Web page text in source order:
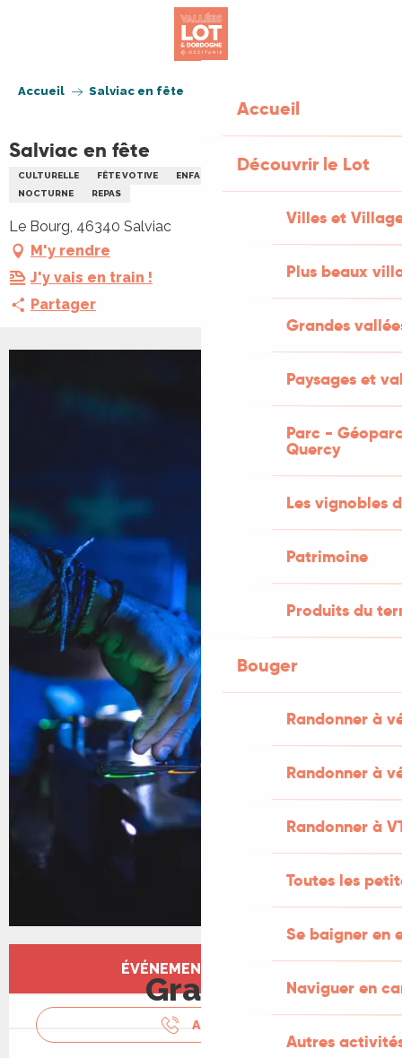
Accueil
Découvrir le Lot
Villes et
Plus beaux
Grandes
Paysages et
Parc -
Quercy
Les vignobles
Patrimoine
Produits du
Bouger
Randonner à
Randonner à
Randonner à
Toutes les
Se baigner en
Naviguer en
Autres
Accueil Salviac en fête
Salviac en fête
CULTURELLE FÊTE VOTIVE ENFANTS
NOCTURNE
REPAS
Le Bourg, 46340 Salviac
M'y rendre
J'y vais en train !
Partager
+1 PHOTO
Ouverture et coordonnées
ÉVÉNEMENT TERMINÉ
Gratuit
APPELER